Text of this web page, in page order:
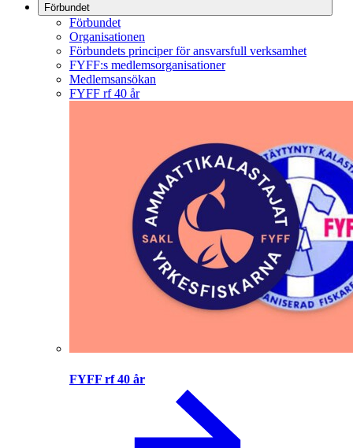
Förbundet
Förbundet
Organisationen
Förbundets principer för ansvarsfull verksamhet
FYFF:s medlemsorganisationer
Medlemsansökan
FYFF rf 40 år
FYFF rf 40 år